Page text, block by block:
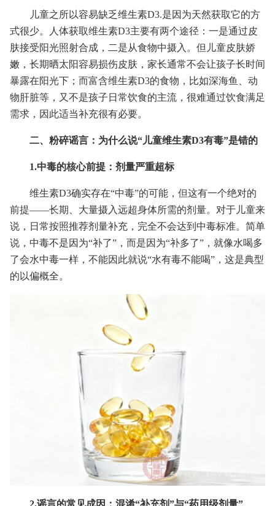
儿童之所以容易缺乏维生素D3.是因为天然获取它的方
式很少。人体获取维生素D3主要有两个途径：一是通过皮
肤接受阳光照射合成，二是从食物中摄入。但儿童皮肤娇
嫩，长期晒太阳容易损伤皮肤，家长通常不会让孩子长时间
暴露在阳光下；而富含维生素D3的食物，比如深海鱼、动
物肝脏等，又不是孩子日常饮食的主流，很难通过饮食满足
需求，因此适当补充很有必要。
二、粉碎谣言：为什么说“儿童维生素D3有毒”是错的
1.中毒的核心前提：剂量严重超标
维生素D3确实存在“中毒”的可能，但这有一个绝对的
前提——长期、大量摄入远超身体所需的剂量。对于儿童来
说，日常按照推荐剂量补充，完全不会达到中毒标准。简单
说，中毒不是因为“补了”，而是因为“补多了”，就像水喝多
了会水中毒一样，不能因此就说“水有毒不能喝”，这是典型
的以偏概全。
2.谣言的常见成因：混淆“补充剂”与“药用级剂量”